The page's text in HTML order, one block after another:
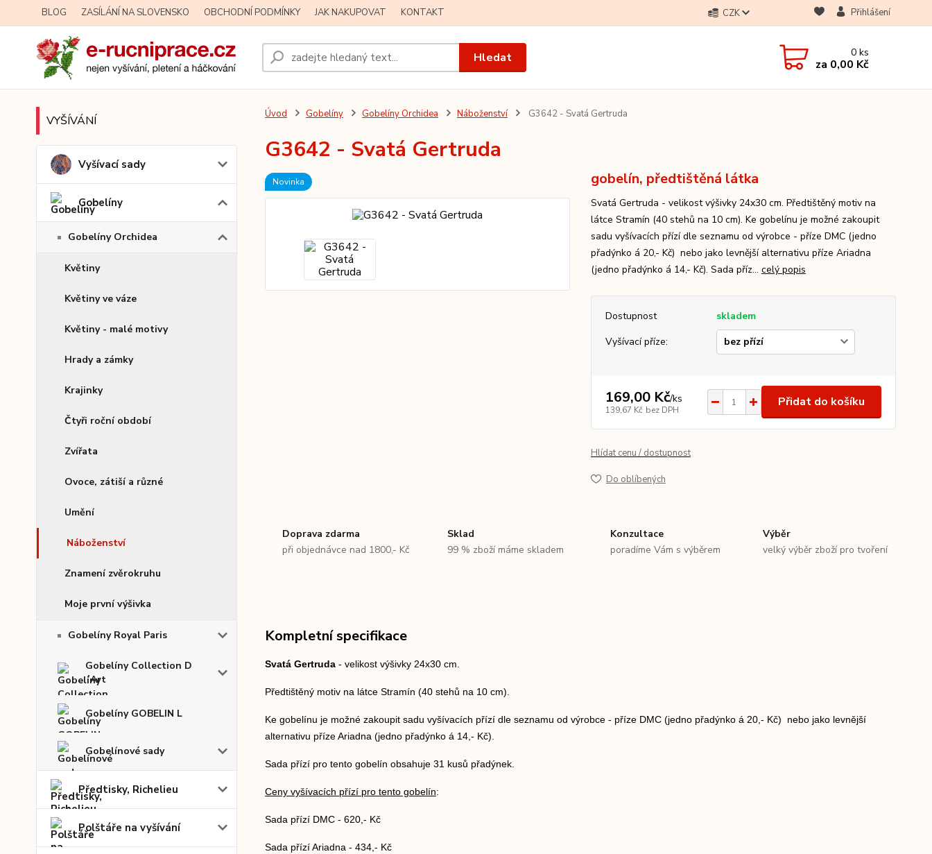
BLOG ZASÍLÁNÍ NA SLOVENSKO OBCHODNÍ PODMÍNKY JAK NAKUPOVAT KONTAKT CZK Přihlášení
Hledat 0ks
za 0,00 Kč
VYŠÍVÁNÍ
Vyšívací sady
Gobelíny
Gobelíny Orchidea
Květiny
Květiny ve váze
Květiny - malé motivy
Hrady a zámky
Krajinky
Čtyři roční období
Zvířata
Ovoce, zátiší a různé
Umění
Náboženství
Znamení zvěrokruhu
Moje první výšivka
Gobelíny Royal Paris
Gobelíny Collection D
´Art
Gobelíny GOBELIN L
Gobelínové sady
Předtisky, Richelieu
Polštáře na vyšívání
Úvod Gobelíny Gobelíny Orchidea Náboženství G3642 - Svatá Gertruda
G3642 - Svatá Gertruda
Novinka gobelín, předtištěná látka
Svatá Gertruda - velikost výšivky 24x30 cm. Předtištěný motiv na
látce Stramín (40 stehů na 10 cm). Ke gobelínu je možné zakoupit
sadu vyšívacích přízí dle seznamu od výrobce - příze DMC (jedno
přadýnko á 20,- Kč) nebo jako levnější alternativu příze Ariadna
(jedno přadýnko á 14,- Kč). Sada příz... celý popis
Dostupnost
skladem
Vyšívací příze:
169,00 Kč/ks
139,67 Kč bez DPH
Přidat do košíku
Hlídat cenu / dostupnost
Do oblíbených
Doprava zdarma
při objednávce nad 1800,- Kč
Sklad
99 % zboží máme skladem
Konzultace
poradíme Vám s výběrem
Výběr
velký výběr zboží pro tvoření
Kompletní specifikace
Svatá Gertruda- velikost výšivky 24x30 cm.
Předtištěný motiv na látce Stramín (40 stehů na 10 cm).
Ke gobelínu je možné zakoupit sadu vyšívacích přízí dle seznamu od výrobce - příze DMC (jedno přadýnko á 20,- Kč) nebo jako levnější
alternativu příze Ariadna (jedno přadýnko á 14,- Kč).
Sada přízí pro tento gobelín obsahuje 31 kusů přadýnek.
Ceny vyšívacích přízí pro tento gobelín:
Sada přízí DMC - 620,- Kč
Sada přízí Ariadna - 434,- Kč